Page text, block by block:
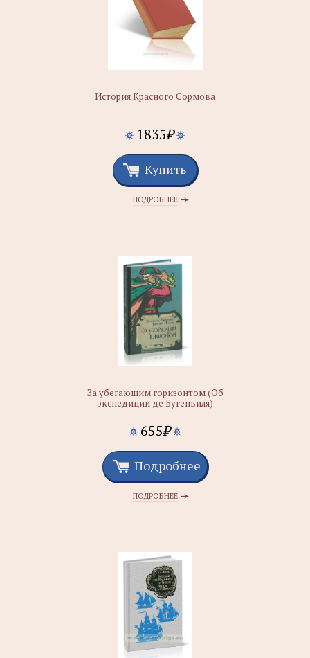
История Красного Сормова
1835₽
Купить
ПОДРОБНЕЕ
За убегающим горизонтом (Об
экспедиции де Бугенвиля)
655₽
Подробнее
ПОДРОБНЕЕ